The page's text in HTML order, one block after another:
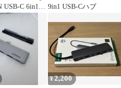
USB-C 6in1
9in1 USB-Cハブ
¥2,200